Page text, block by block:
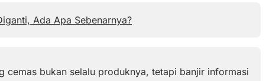
Ada Apa Sebenarnya?
cemas bukan selalu produknya, tetapi banjir informasi